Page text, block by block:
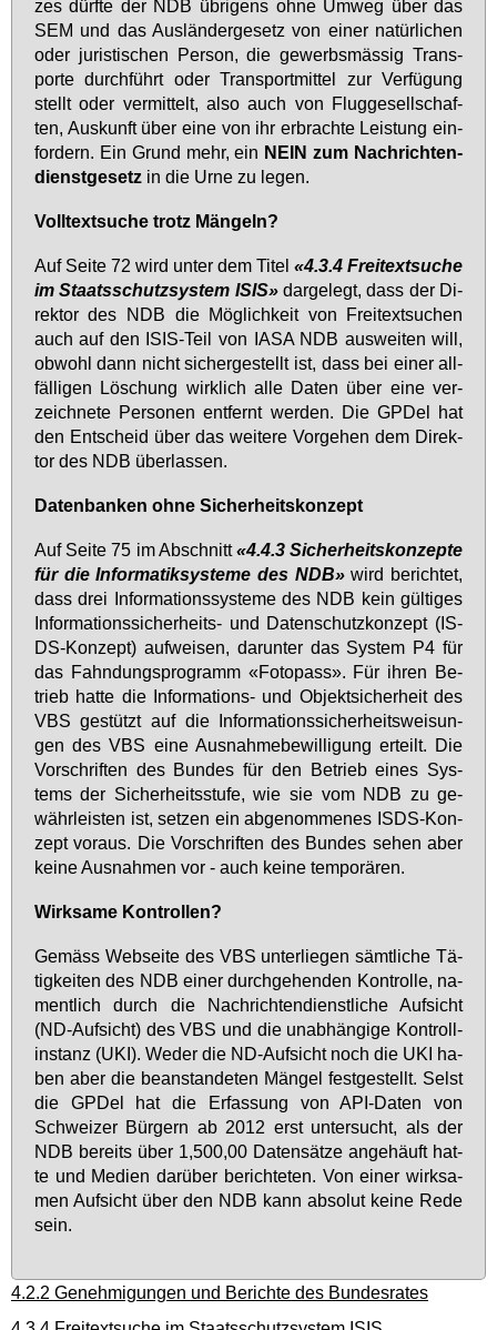
zes dürf­te der NDB üb­ri­gens oh­ne Um­weg über das
SEM und das Aus­län­der­ge­setz von ei­ner na­tür­li­chen
oder ju­ris­ti­schen Per­son, die ge­werbs­mäs­sig Trans­
por­te durch­führt oder Trans­port­mit­tel zur Ver­fü­gung
stellt oder ver­mit­telt, al­so auch von Flug­ge­sell­schaf­
ten, Aus­kunft über ei­ne von ihr er­brach­te Leis­tung ein­
for­dern. Ein Grund mehr, ein NEIN zum Nach­rich­ten­
dienst­ge­setz in die Ur­ne zu le­gen.
Voll­text­su­che trotz Män­geln?
Auf Sei­te 72 wird un­ter dem Ti­tel«4.3.4 Frei­text­su­che
im Staats­schutz­sys­tem ISIS»dar­ge­legt, dass der Di­
rek­tor des NDB die Mög­lich­keit von Frei­text­su­chen
auch auf den ISIS-Teil von IASA NDB aus­wei­ten will,
ob­wohl dann nicht si­cher­ge­stellt ist, dass bei ei­ner all­
fäl­li­gen Lö­schung wirk­lich al­le Da­ten über ei­ne ver­
zeich­ne­te Per­so­nen ent­fernt wer­den. Die GPDel hat
den Ent­scheid über das wei­te­re Vor­ge­hen dem Di­rek­
tor des NDB über­las­sen.
Da­ten­ban­ken oh­ne Si­cher­heits­kon­zept
Auf Sei­te 75 im Ab­schnitt«4.4.3 Si­cher­heits­kon­zep­te
für die In­for­ma­tik­sys­te­me des NDB»wird be­rich­tet,
dass drei In­for­ma­ti­ons­sys­te­me des NDB kein gül­ti­ges
In­for­ma­ti­ons­si­cher­heits- und Da­ten­schutz­kon­zept (IS­
DS-Kon­zept) auf­wei­sen, dar­un­ter das Sys­tem P4 für
das Fahn­dungs­pro­gramm «Fo­to­pass». Für ih­ren Be­
trieb hat­te die In­for­ma­ti­ons- und Ob­jekt­si­cher­heit des
VBS ge­stützt auf die In­for­ma­ti­ons­si­cher­heits­wei­sun­
gen des VBS ei­ne Aus­nah­me­be­wil­li­gung er­teilt. Die
Vor­schrif­ten des Bun­des für den Be­trieb ei­nes Sys­
tems der Si­cher­heits­stu­fe, wie sie vom NDB zu ge­
währ­leis­ten ist, set­zen ein ab­ge­nom­me­nes IS­DS-Kon­
zept vor­aus. Die Vor­schrif­ten des Bun­des se­hen aber
kei­ne Aus­nah­men vor - auch kei­ne tem­po­rä­ren.
Wirk­sa­me Kon­trol­len?
Ge­mäss Web­sei­te des VBS un­ter­lie­gen sämt­li­che Tä­
tig­kei­ten des NDB ei­ner durch­ge­hen­den Kon­trol­le, na­
ment­lich durch die Nach­rich­ten­dienst­li­che Auf­sicht
(ND-Auf­sicht) des VBS und die un­ab­hän­gi­ge Kon­troll­
in­stanz (UKI). We­der die ND-Auf­sicht noch die UKI ha­
ben aber die be­an­stan­de­ten Män­gel fest­ge­stellt. Selst
die GPDel hat die Er­fas­sung von API-Da­ten von
Schwei­zer Bür­gern ab 2012 erst un­ter­sucht, als der
NDB be­reits über 1,500,00 Da­ten­sät­ze an­ge­häuft hat­
te und Me­di­en dar­über be­rich­te­ten. Von ei­ner wirk­sa­
men Auf­sicht über den NDB kann ab­so­lut kei­ne Re­de
sein.
4.2.2 Genehmigungen und Berichte des Bundesrates